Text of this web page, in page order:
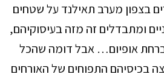
בצפון מערב תאילנד על שטחים
ומתבדלים זה מזה בעיסוקיהם,
אופיום… אבל דומה שהכל
בכיסיהם התפוחים של האורחים